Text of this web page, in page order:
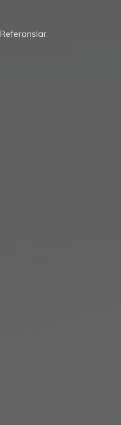
Referanslar